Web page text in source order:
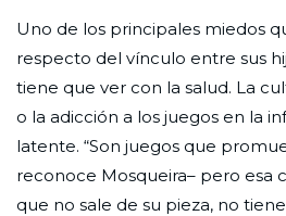
Uno de los principales miedos
respecto del vínculo entre sus
tiene que ver con la salud. La
o la adicción a los juegos en la
latente. “Son juegos que
reconoce Mosqueira– pero esa
que no sale de su pieza, no